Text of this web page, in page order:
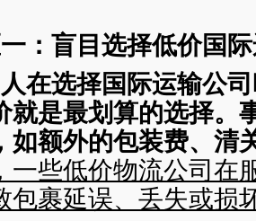
：盲目选择低价国
在选择国际运输公
就是最划算的选择。
如额外的包装费、清
一些低价物流公司在
包裹延误、丢失或损